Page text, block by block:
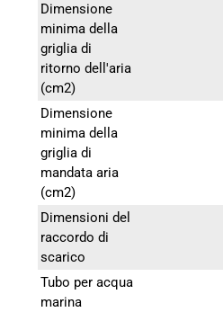
Dimensione
minima della
griglia di
ritorno dell'aria
(cm2)
Dimensione
minima della
griglia di
mandata aria
(cm2)
Dimensioni del
raccordo di
scarico
Tubo per acqua
marina